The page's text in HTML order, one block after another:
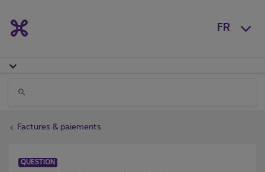
FR
Factures & paiements
QUESTION